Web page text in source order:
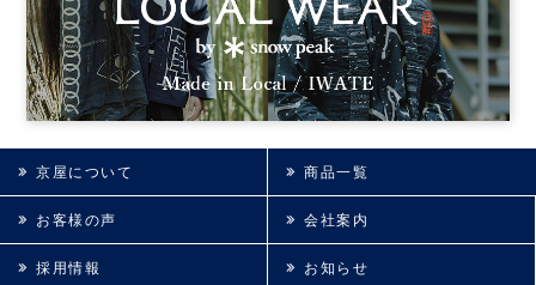
京屋について 商品一覧
お客様の声 会社案内
採用情報 お知らせ